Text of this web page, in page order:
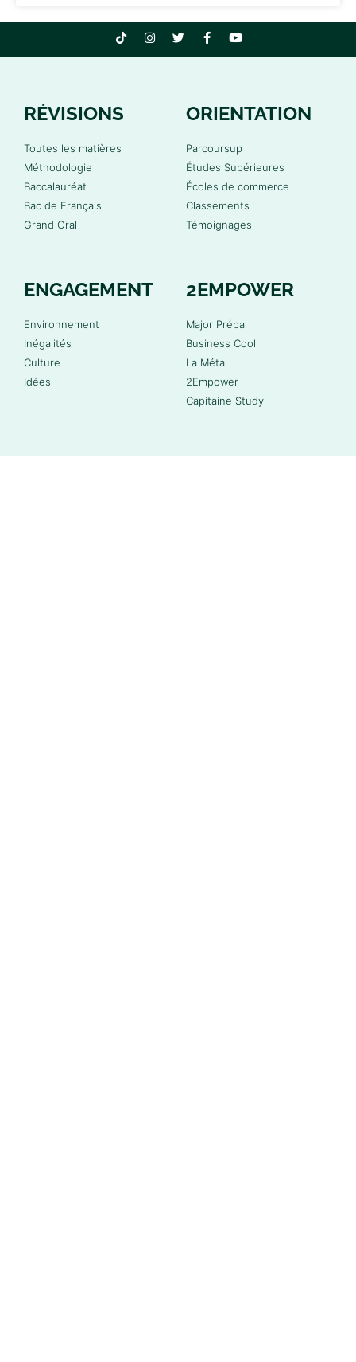
RÉVISIONS
Toutes les matières
Méthodologie
Baccalauréat
Bac de Français
Grand Oral
ORIENTATION
Parcoursup
Études Supérieures
Écoles de commerce
Classements
Témoignages
ENGAGEMENT
Environnement
Inégalités
Culture
Idées
2EMPOWER
Major Prépa
Business Cool
La Méta
2Empower
Capitaine Study